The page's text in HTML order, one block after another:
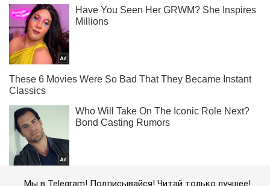
Мы в Telegram! Подписывайся! Читай только лучшее!